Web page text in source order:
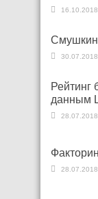
16.10.2018
30.07.2018
Рейтинг
данным
28.07.2018
28.07.2018